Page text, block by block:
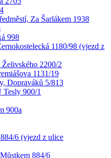
Za Šarlákem 1938
998
1180/98 (vjezd z
Želivského 2200/2
1131/19
Dopraváků 5/813
900/1
900a
6 (vjezd z ulice
884/6